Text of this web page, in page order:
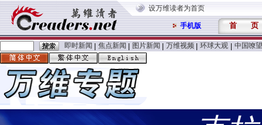
设万维读者为首页
手机版 首 页
即时新闻 焦点新闻 图片新闻 万维视频 环球大观 中国嘹望